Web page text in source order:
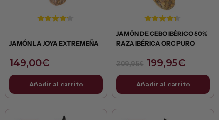
JAMÓN LA JOYA EXTREMEÑA
149,00€
Añadir al carrito
JAMÓN DE CEBO IBÉRICO 50%
RAZA IBÉRICA ORO PURO
209,95€ 199,95€
Añadir al carrito